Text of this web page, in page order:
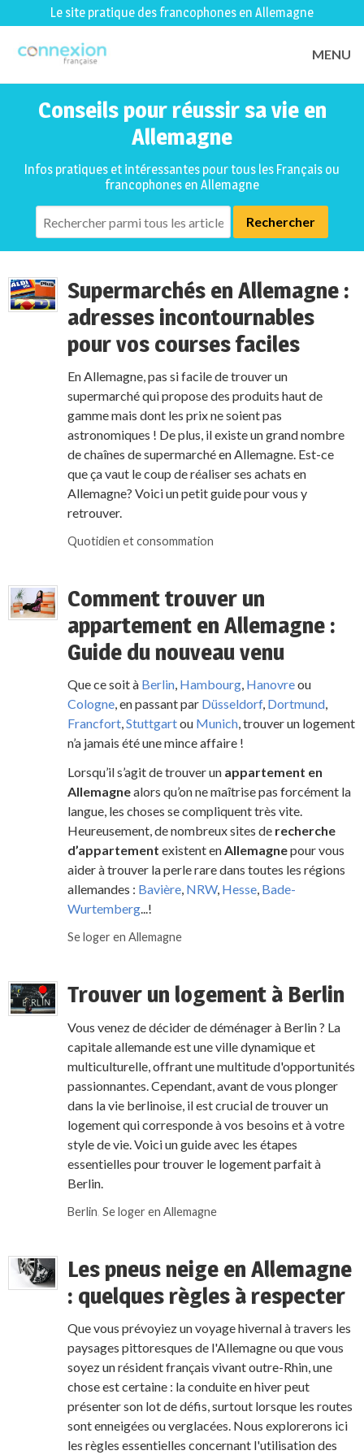
Le site pratique des francophones en Allemagne
MENU
Conseils pour réussir sa vie en
Allemagne
Infos pratiques et intéressantes pour tous les Français ou
francophones en Allemagne
Supermarchés en Allemagne :
adresses incontournables
pour vos courses faciles
En Allemagne, pas si facile de trouver un
supermarché qui propose des produits haut de
gamme mais dont les prix ne soient pas
astronomiques ! De plus, il existe un grand nombre
de chaînes de supermarché en Allemagne. Est-ce
que ça vaut le coup de réaliser ses achats en
Allemagne? Voici un petit guide pour vous y
retrouver.
Quotidien et consommation
Comment trouver un
appartement en Allemagne :
Guide du nouveau venu
Que ce soit à Berlin, Hambourg, Hanovreou
Cologne, en passant par Düsseldorf, Dortmund,
Francfort,Stuttgartou Munich, trouver un logement
n’a jamais été une mince affaire !
Lorsqu’il s’agit de trouver un appartement en
Allemagnealors qu’on ne maîtrise pas forcément la
langue, les choses se compliquent très vite.
Heureusement, de nombreux sites de recherche
d’appartement existent enAllemagnepour vous
aider à trouver la perle rare dans toutes les régions
allemandes : Bavière, NRW, Hesse, Bade-
Wurtemberg...!
Se loger en Allemagne
Trouver un logement à Berlin
Vous venez de décider de déménager à Berlin ? La
capitale allemande est une ville dynamique et
multiculturelle, offrant une multitude d'opportunités
passionnantes. Cependant, avant de vous plonger
dans la vie berlinoise, il est crucial de trouver un
logement qui corresponde à vos besoins et à votre
style de vie. Voici un guide avec les étapes
essentielles pour trouver le logement parfait à
Berlin.
Berlin ,Se loger en Allemagne
Les pneus neige en Allemagne
: quelques règles à respecter
Que vous prévoyiez un voyage hivernal à travers les
paysages pittoresques de l'Allemagne ou que vous
soyez un résident français vivant outre-Rhin, une
chose est certaine : la conduite en hiver peut
présenter son lot de défis, surtout lorsque les routes
sont enneigées ou verglacées. Nous explorerons ici
les règles essentielles concernant l'utilisation des